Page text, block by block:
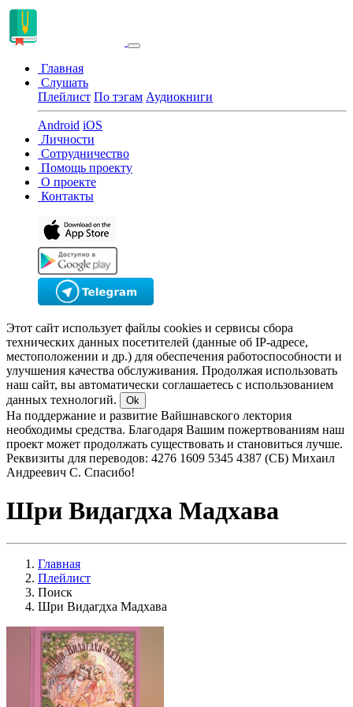
Главная
Слушать
Плейлист По тэгам Аудиокниги
Android iOS
Личности
Сотрудничество
Помощь проекту
О проекте
Контакты
Этот сайт использует файлы cookies и сервисы сбора
технических данных посетителей (данные об IP-адресе,
местоположении и др.) для обеспечения работоспособности и
улучшения качества обслуживания. Продолжая использовать
наш сайт, вы автоматически соглашаетесь с использованием
данных технологий.
Ok
На поддержание и развитие Вайшнавского лектория
необходимы средства. Благодаря Вашим пожертвованиям наш
проект может продолжать существовать и становиться лучше.
Реквизиты для переводов: 4276 1609 5345 4387 (СБ) Михаил
Андреевич С. Спасибо!
Шри Видагдха Мадхава
Главная
Плейлист
Поиск
Шри Видагдха Мадхава